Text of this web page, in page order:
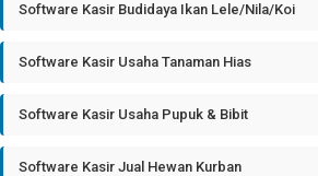
Software Kasir Budidaya Ikan Lele/Nila/Koi
Software Kasir Usaha Tanaman Hias
Software Kasir Usaha Pupuk & Bibit
Software Kasir Jual Hewan Kurban